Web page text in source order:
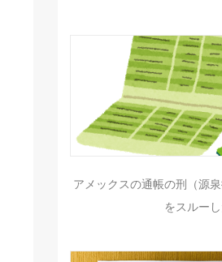
アメックスの通帳の刑（源
をスルー